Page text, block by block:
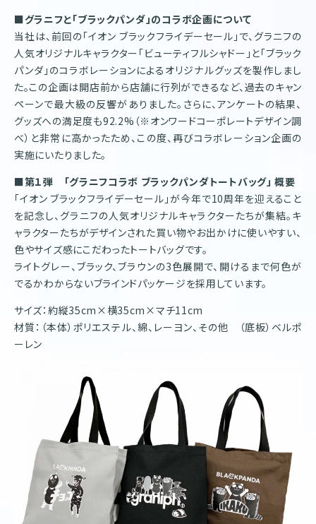
■グラニフと「ブラックパンダ」のコラボ企画について
当社は、前回の「イオン ブラックフライデーセール」で、グラニフの
人気オリジナルキャラクター「ビューティフルシャドー」と「ブラック
パンダ」のコラボレーションによるオリジナルグッズを製作しまし
た。この企画は開店前から店舗に行列ができるなど、過去のキャン
ペーンで最大級の反響がありました。さらに、アンケートの結果、
グッズへの満足度も92.2%（※オンワードコーポレートデザイン調
べ）と非常に高かったため、この度、再びコラボレーション企画の
実施にいたりました。
■第１弾 「グラニフコラボ ブラックパンダトートバッグ」 概要
「イオン ブラックフライデーセール」が今年で10周年を迎えること
を記念し、グラニフの人気オリジナルキャラクターたちが集結。キ
ャラクターたちがデザインされた買い物やお出かけに使いやすい、
色やサイズ感にこだわったトートバッグです。
ライトグレー、ブラック、ブラウンの3色展開で、開けるまで何色が
でるかわからないブラインドパッケージを採用しています。
サイズ：約縦35cm×横35cm×マチ11cm
材質：（本体）ポリエステル、綿、レーヨン、その他 （底板）ベルポ
ーレン